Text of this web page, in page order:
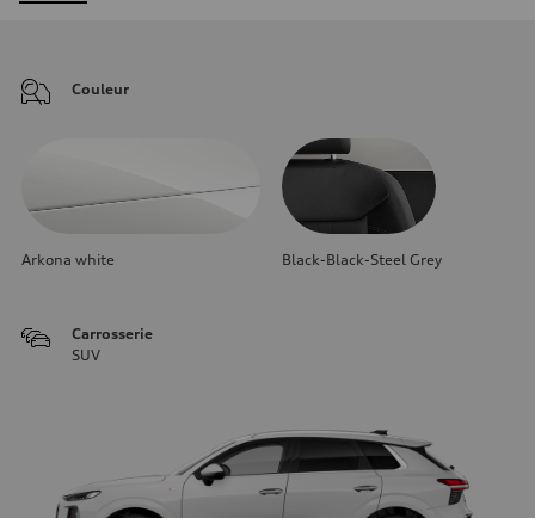
Couleur
Arkona white Black-Black-Steel Grey
Carrosserie
SUV